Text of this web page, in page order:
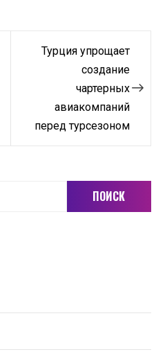
Турция упрощает
создание
чартерных
авиакомпаний
перед турсезоном